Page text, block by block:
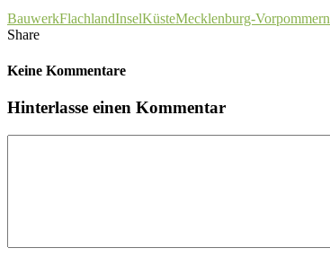
BauwerkFlachlandInselKüsteMecklenburg-Vorpommern
Share
Keine Kommentare
Hinterlasse einen Kommentar